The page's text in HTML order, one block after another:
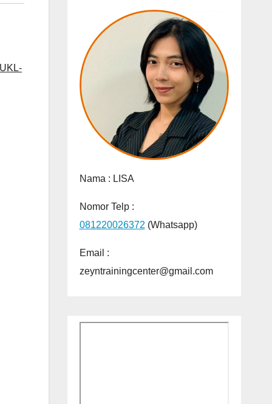
Nama : LISA
Nomor Telp :
081220026372 (Whatsapp)
Email :
zeyntrainingcenter@gmail.com